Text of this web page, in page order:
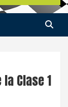
Clase 1